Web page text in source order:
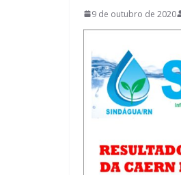
9 de outubro de 2020